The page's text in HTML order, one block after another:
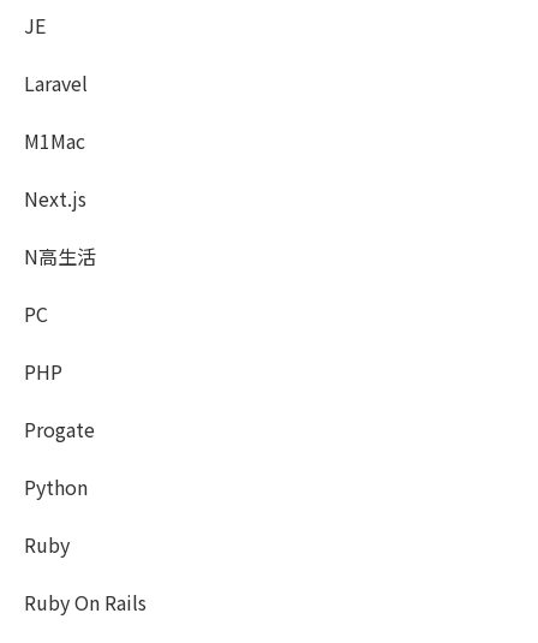
JE
Laravel
M1Mac
Next.js
N高生活
PC
PHP
Progate
Python
Ruby
Ruby On Rails